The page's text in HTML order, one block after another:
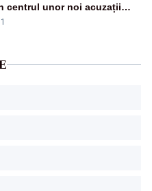
centrul unor noi acuzații